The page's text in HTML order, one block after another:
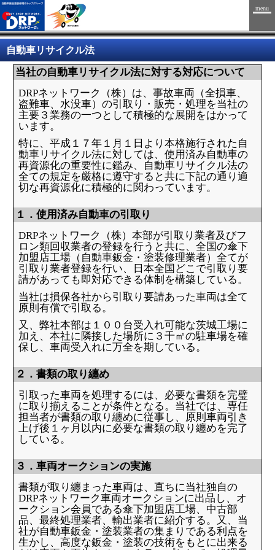
menu
自動車リサイクル法
当社の自動車リサイクル法に対する対応について
DRPネットワーク（株）は、事故車両（全損車、
盗難車、水没車）の引取り・販売・処理を当社の
主要３業務の一つとして積極的な展開をはかって
います。
特に、平成１７年１月１日より本格施行された自
動車リサイクル法に対しては、使用済み自動車の
再資源化の重要性に鑑み、自動車リサイクル法の
全ての規定を厳格に遵守すると共に下記の通り適
切な再資源化に積極的に関わっています。
１．使用済み自動車の引取り
DRPネットワーク（株）本部が引取り業者及びフ
ロン類回収業者の登録を行うと共に、全国の傘下
加盟店工場（自動車鈑金・塗装修理業者）全てが
引取り業者登録を行い、日本全国どこで引取り要
請があっても即対応できる体制を構築している。
当社は損保各社から引取り要請あった車両は全て
原則有償で引取る。
又、弊社本部は１００台受入れ可能な茨城工場に
加え、本社に隣接した場所に３千㎡の駐車場を確
保し、車両受入れに万全を期している。
２．書類の取り纏め
引取った車両を処理するには、必要な書類を完璧
に取り揃えることが条件となる。当社では、専任
担当者が書類の取り纏めに従事し、原則車両引き
上げ後１ヶ月以内に必要な書類の取り纏めを完了
している。
３．車両オークションの実施
書類が取り纏まった車両は、直ちに当社独自の
DRPネットワーク車両オークションに出品し、オ
ークション会員である傘下加盟店工場、中古部
品、最終処理業者、輸出業者に紹介する。又、当
社が自動車鈑金・塗装業者の集まりである利点を
生かし、高度な鈑金・塗装の技術をもとに出来る